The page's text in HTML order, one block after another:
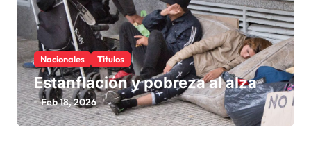
Nacionales Titulos
Estanflación y pobreza al alza
Feb 18, 2026